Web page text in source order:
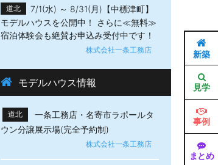
道北
7/1(水) ～ 8/31(月)【中標津町】
モデルハウスを公開中！ さらに≪無料≫
宿泊体験会も絶賛お申込み受付中です！
株式会社一条工務店
モデルハウス情報
道北
一条工務店・名寄市ラポールタ
ウン分譲展示場(完全予約制)
株式会社一条工務店
新築
見学
事例
まとめ